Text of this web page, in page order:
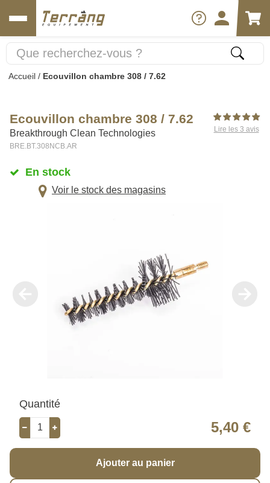
Accueil / Ecouvillon chambre 308 / 7.62
Ecouvillon chambre 308 / 7.62
Breakthrough Clean Technologies
BRE.BT.308NCB.AR
Lire les 3 avis
En stock
Voir le stock des magasins
Quantité
5,40 €
Ajouter au panier